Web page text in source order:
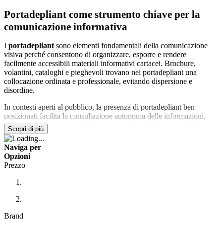
Portadepliant come strumento chiave per la
comunicazione informativa
I portadepliant sono elementi fondamentali della comunicazione
visiva perché consentono di organizzare, esporre e rendere
facilmente accessibili materiali informativi cartacei. Brochure,
volantini, cataloghi e pieghevoli trovano nei portadepliant una
collocazione ordinata e professionale, evitando dispersione e
disordine.
In contesti aperti al pubblico, la presenza di portadepliant ben
posizionati facilita la consultazione autonoma delle informazioni,
migliorando l’esperienza dell’utente e riducendo la necessità di
assistenza diretta.
Supporto alla comunicazione in uffici, negozi e
spazi pubblici
Negli uffici, i portadepliant vengono utilizzati per distribuire
rendendo le informazioni sempre disponibili e aggiornate. Questo
interne ed esterne.
Scopri di più
Naviga per
Opzioni
Prezzo
Brand